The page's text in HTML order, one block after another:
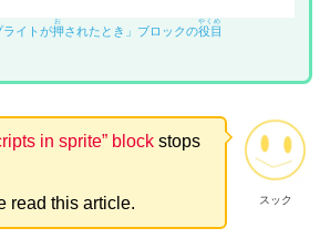
ライトが押
お
されたとき」ブロックの役目
やくめ
スック
in sprite” block stops
read this article.